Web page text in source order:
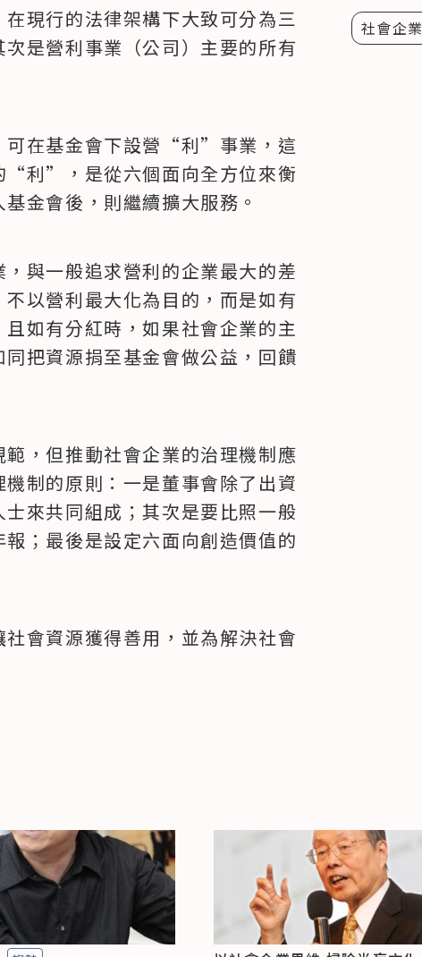
現行的法律架構下大致可分為三
是營利事業（公司）主要的所有
可在基金會下設營“利”事業，這
利”，是從六個面向全方位來衡
金會後，則繼續擴大服務。
與一般追求營利的企業最大的差
以營利最大化為目的，而是如有
如有分紅時，如果社會企業的主
把資源捐至基金會做公益，回饋
，但推動社會企業的治理機制應
制的原則：一是董事會除了出資
來共同組成；其次是要比照一般
；最後是設定六面向創造價值的
會資源獲得善用，並為解決社會
社會企業